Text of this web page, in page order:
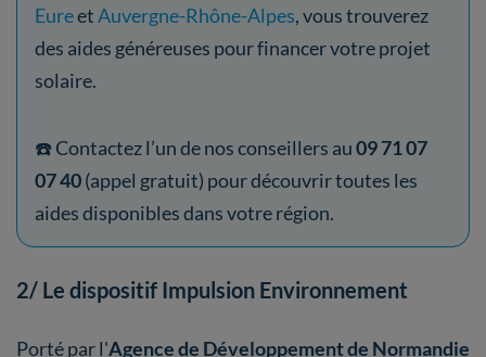
EureetAuvergne-Rhône-Alpes, vous trouverez
des aides généreuses pour financer votre projet
solaire.
☎️ Contactez l’un de nos conseillers au09 71 07
07 40(appel gratuit) pour découvrir toutes les
aides disponibles dans votre région.
2/ Le dispositif Impulsion Environnement
Porté par l'Agence de Développement de Normandie